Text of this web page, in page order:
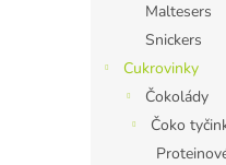
Maltesers
Snickers
Cukrovinky
Čokolády
Čoko